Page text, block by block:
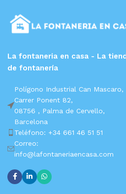
La fontaneria en casa - La
de fontanería
Polígono Industrial Can Mascaro,
Carrer Ponent 82,
08756 , Palma de Cervello,
Barcelona
Teléfono: +34 661 46 51 51
Correo:
info@lafontaneriaencasa.com